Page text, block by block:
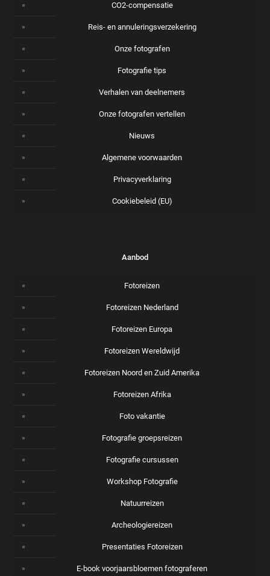
CO2-compensatie
Reis- en annuleringsverzekering
Onze fotografen
Fotografie tips
Verhalen van deelnemers
Onze fotografen vertellen
Nieuws
Algemene voorwaarden
Privacyverklaring
Cookiebeleid (EU)
Aanbod
Fotoreizen
Fotoreizen Nederland
Fotoreizen Europa
Fotoreizen Wereldwijd
Fotoreizen Noord en Zuid Amerika
Fotoreizen Afrika
Foto vakantie
Fotografie groepsreizen
Fotografie cursussen
Workshop Fotografie
Natuurreizen
Archeologiereizen
Presentaties Fotoreizen
E-book voorjaarsbloemen fotograferen